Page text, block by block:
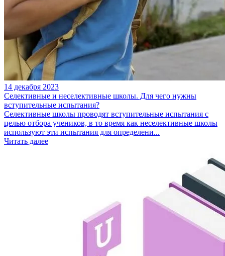
14 декабря 2023
Селективные и неселективные школы. Для чего нужны
вступительные испытания?
Селективные школы проводят вступительные испытания с
целью отбора учеников, в то время как неселективные школы
используют эти испытания для определени...
Читать далее